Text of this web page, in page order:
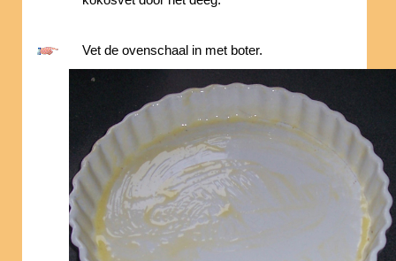
Vet de ovenschaal in met boter.